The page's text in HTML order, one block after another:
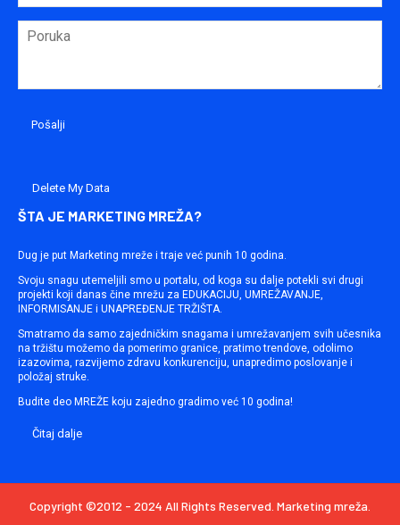
Delete My Data
ŠTA JE MARKETING MREŽA?
Dug je put Marketing mreže i traje već punih 10 godina.
Svoju snagu utemeljili smo u portalu, od koga su dalje potekli svi drugi
projekti koji danas čine mrežu za EDUKACIJU, UMREŽAVANJE,
INFORMISANJE i UNAPREĐENJE TRŽIŠTA.
Smatramo da samo zajedničkim snagama i umrežavanjem svih učesnika
na tržištu možemo da pomerimo granice, pratimo trendove, odolimo
izazovima, razvijemo zdravu konkurenciju, unapredimo poslovanje i
položaj struke.
Budite deo MREŽE koju zajedno gradimo već 10 godina!
Čitaj dalje
Copyright ©2012 - 2024 All Rights Reserved. Marketing mreža.